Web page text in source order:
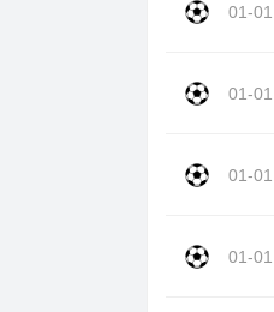
01-
01-
01-
01-